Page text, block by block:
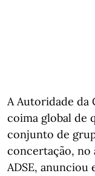
A Autoridade da
coima global de
conjunto de
concertação, no
ADSE, anunciou